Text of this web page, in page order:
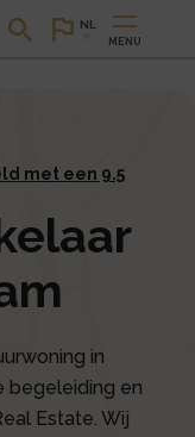
NL
MENU
met een 9.5
in
begeleiding en
Estate. Wij